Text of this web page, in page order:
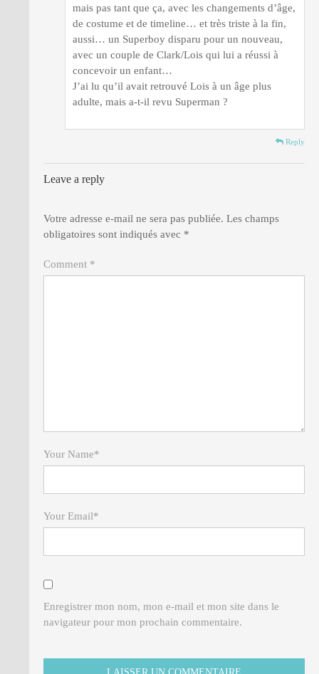
mais pas tant que ça, avec les changements d’âge,
de costume et de timeline… et très triste à la fin,
aussi… un Superboy disparu pour un nouveau,
avec un couple de Clark/Lois qui lui a réussi à
concevoir un enfant…
J’ai lu qu’il avait retrouvé Lois à un âge plus
adulte, mais a-t-il revu Superman ?
Reply
Leave a reply
Votre adresse e-mail ne sera pas publiée. Les champs
obligatoires sont indiqués avec *
Comment *
Your Name*
Your Email*
Enregistrer mon nom, mon e-mail et mon site dans le
navigateur pour mon prochain commentaire.